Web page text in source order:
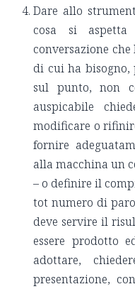
Dare allo
cosa si
conversazione
di cui ha bisogno,
sul punto, non
auspicabile
modificare o
fornire
alla macchina un
– o definire il
tot numero di
deve servire il
essere prodotto
adottare,
presentazione,